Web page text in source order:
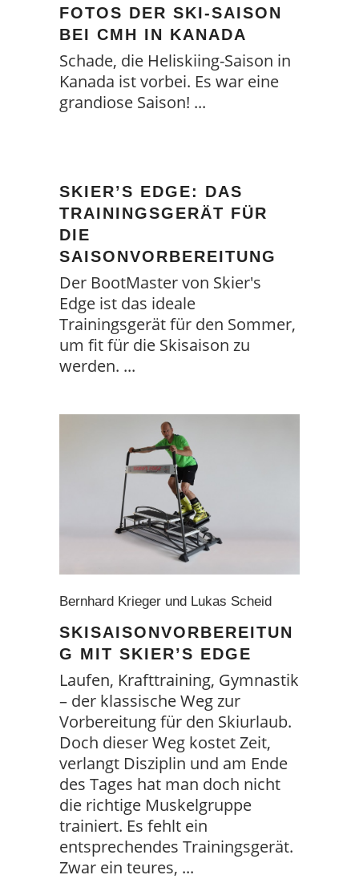
FOTOS DER SKI-SAISON
BEI CMH IN KANADA
Schade, die Heliskiing-Saison in
Kanada ist vorbei. Es war eine
grandiose Saison!
SKIER’S EDGE: DAS
TRAININGSGERÄT FÜR
DIE
SAISONVORBEREITUNG
Der BootMaster von Skier's
Edge ist das ideale
Trainingsgerät für den Sommer,
um fit für die Skisaison zu
werden.
Bernhard Krieger und Lukas Scheid
SKISAISONVORBEREITUN
G MIT SKIER’S EDGE
Laufen, Krafttraining, Gymnastik
– der klassische Weg zur
Vorbereitung für den Skiurlaub.
Doch dieser Weg kostet Zeit,
verlangt Disziplin und am Ende
des Tages hat man doch nicht
die richtige Muskelgruppe
trainiert. Es fehlt ein
entsprechendes Trainingsgerät.
Zwar ein teures,